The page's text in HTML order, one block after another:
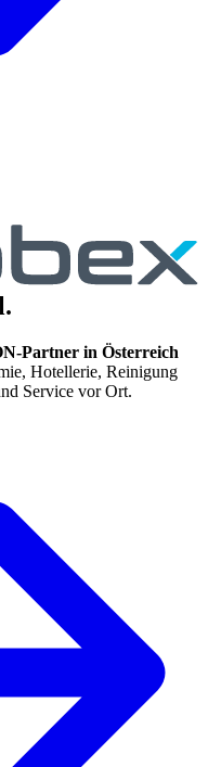
Partner in Österreich
Hotellerie, Reinigung
Service vor Ort.